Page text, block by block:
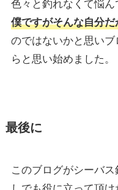
色々と釣れなくて悩ん
僕ですがそんな自分
のではないかと思い
らと思い始めました。
最後に
このブログがシーバ